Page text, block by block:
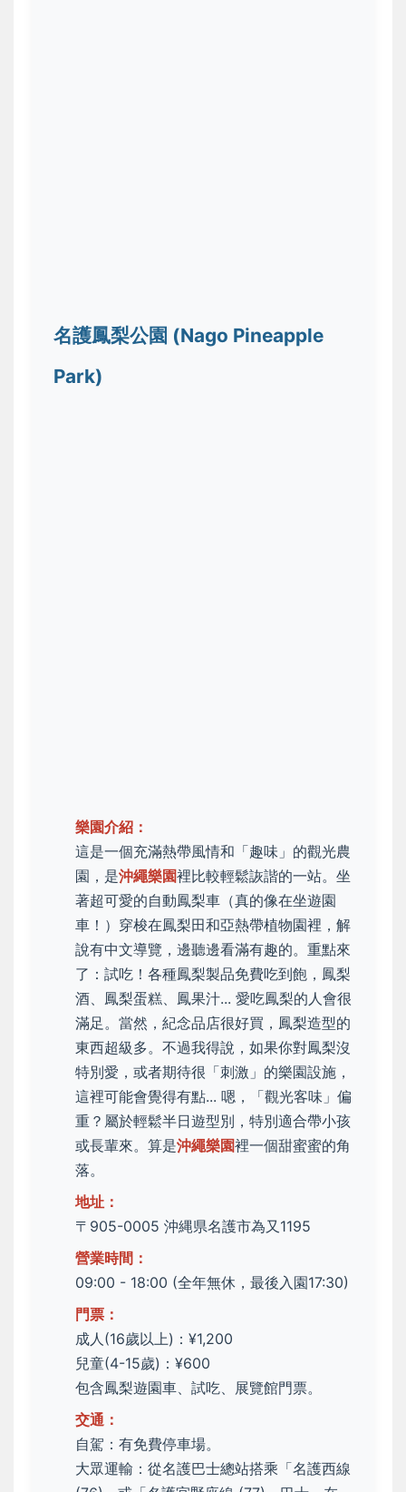
名護鳳梨公園 (Nago Pineapple
Park)
樂園介紹：
這是一個充滿熱帶風情和「趣味」的觀光農
園，是沖繩樂園裡比較輕鬆詼諧的一站。坐
著超可愛的自動鳳梨車（真的像在坐遊園
車！）穿梭在鳳梨田和亞熱帶植物園裡，解
說有中文導覽，邊聽邊看滿有趣的。重點來
了：試吃！各種鳳梨製品免費吃到飽，鳳梨
酒、鳳梨蛋糕、鳳果汁... 愛吃鳳梨的人會很
滿足。當然，紀念品店很好買，鳳梨造型的
東西超級多。不過我得說，如果你對鳳梨沒
特別愛，或者期待很「刺激」的樂園設施，
這裡可能會覺得有點... 嗯，「觀光客味」偏
重？屬於輕鬆半日遊型別，特別適合帶小孩
或長輩來。算是沖繩樂園裡一個甜蜜蜜的角
落。
地址：
〒905-0005 沖縄県名護市為又1195
營業時間：
09:00 - 18:00 (全年無休，最後入園17:30)
門票：
成人(16歲以上)：¥1,200
兒童(4-15歲)：¥600
包含鳳梨遊園車、試吃、展覽館門票。
交通：
自駕：有免費停車場。
大眾運輸：從名護巴士總站搭乘「名護西線